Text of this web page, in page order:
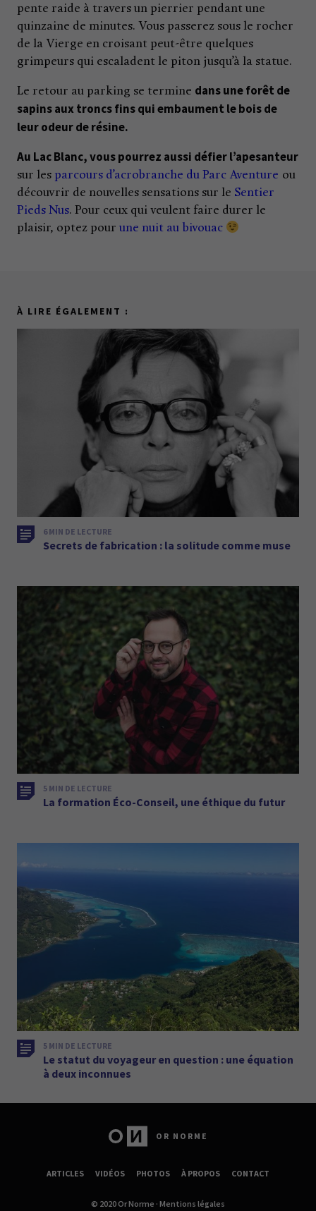
pente raide à travers un pierrier pendant une
quinzaine de minutes. Vous passerez sous le rocher
de la Vierge en croisant peut-être quelques
grimpeurs qui escaladent le piton jusqu’à la statue.
Le retour au parking se termine dans une forêt de
sapins aux troncs fins qui embaument le bois de
leur odeur de résine.
Au Lac Blanc, vous pourrez aussi défier l’apesanteur
sur les parcours d’acrobranche du Parc Aventure ou
découvrir de nouvelles sensations sur le Sentier
Pieds Nus. Pour ceux qui veulent faire durer le
plaisir, optez pour une nuit au bivouac
À LIRE ÉGALEMENT :
6 MIN DE LECTURE
Secrets de fabrication : la solitude comme muse
5 MIN DE LECTURE
La formation Éco-Conseil, une éthique du futur
5 MIN DE LECTURE
Le statut du voyageur en question : une équation
à deux inconnues
OR NORME
ARTICLES VIDÉOS PHOTOS À PROPOS CONTACT
© 2020 Or Norme · Mentions légales